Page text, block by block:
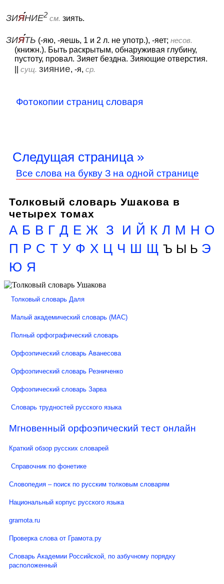
ЗИЯНИЕ2 см. зиять.
ЗИЯТЬ (-яю, -яешь, 1 и 2 л. не употр.), -яет; несов.
(книжн.). Быть раскрытым, обнаруживая глубину,
пустоту, провал. Зияет бездна. Зияющие отверстия.
сущ. зияние, -я, ср.
Фотокопии страниц словаря
Следущая страница »
Все слова на букву З на одной странице
Толковый словарь Ушакова в
четырех томах
А Б В Г Д Е Ж З И Й К Л М Н О
П Р С Т У Ф Х Ц Ч Ш Щ Ъ Ы Ь Э
Ю Я
Толковый словарь Даля
Малый академический словарь (МАС)
Полный орфографический словарь
Орфоэпический словарь Аванесова
Орфоэпический словарь Резниченко
Орфоэпический словарь Зарва
Словарь трудностей русского языка
Мгновенный орфоэпический тест онлайн
Краткий обзор русских словарей
Справочник по фонетике
Словопедия – поиск по русским толковым словарям
Национальный корпус русского языка
gramota.ru
Проверка слова от Грамота.ру
Словарь Академии Российской, по азбучному порядку
расположенный